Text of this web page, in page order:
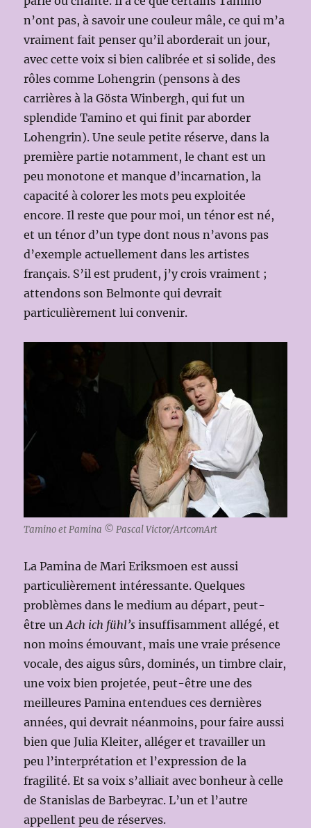
n’ont pas, à savoir une couleur mâle, ce qui m’a
vraiment fait penser qu’il aborderait un jour,
avec cette voix si bien calibrée et si solide, des
rôles comme Lohengrin (pensons à des
carrières à la Gösta Winbergh, qui fut un
splendide Tamino et qui finit par aborder
Lohengrin). Une seule petite réserve, dans la
première partie notamment, le chant est un
peu monotone et manque d’incarnation, la
capacité à colorer les mots peu exploitée
encore. Il reste que pour moi, un ténor est né,
et un ténor d’un type dont nous n’avons pas
d’exemple actuellement dans les artistes
français. S’il est prudent, j’y crois vraiment ;
attendons son Belmonte qui devrait
particulièrement lui convenir.
Tamino et Pamina © Pascal Victor/ArtcomArt
La Pamina de Mari Eriksmoen est aussi
particulièrement intéressante. Quelques
problèmes dans le medium au départ, peut-
être unAch ich fühl’s insuffisamment allégé, et
non moins émouvant, mais une vraie présence
vocale, des aigus sûrs, dominés, un timbre clair,
une voix bien projetée, peut-être une des
meilleures Pamina entendues ces dernières
années, qui devrait néanmoins, pour faire aussi
bien que Julia Kleiter, alléger et travailler un
peu l’interprétation et l’expression de la
fragilité. Et sa voix s’alliait avec bonheur à celle
de Stanislas de Barbeyrac. L’un et l’autre
appellent peu de réserves.